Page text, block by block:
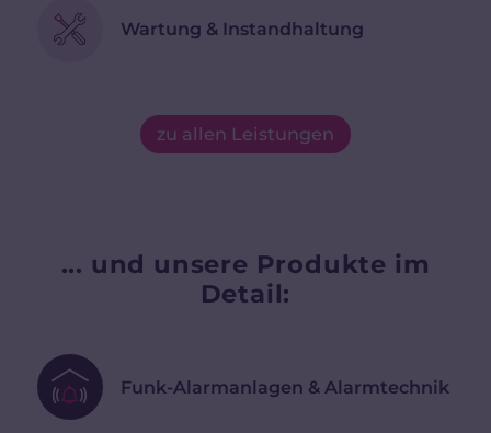
Wartung & Instandhaltung
zu allen Leistungen
... und unsere Produkte im
Detail:
Funk-Alarmanlagen & Alarmtechnik